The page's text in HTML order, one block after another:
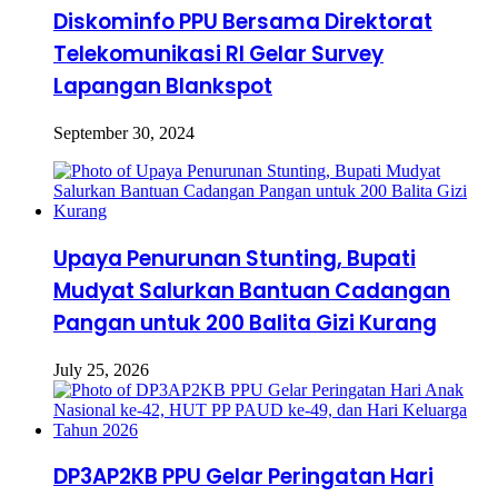
Diskominfo PPU Bersama Direktorat
Telekomunikasi RI Gelar Survey
Lapangan Blankspot
September 30, 2024
Upaya Penurunan Stunting, Bupati
Mudyat Salurkan Bantuan Cadangan
Pangan untuk 200 Balita Gizi Kurang
July 25, 2026
DP3AP2KB PPU Gelar Peringatan Hari